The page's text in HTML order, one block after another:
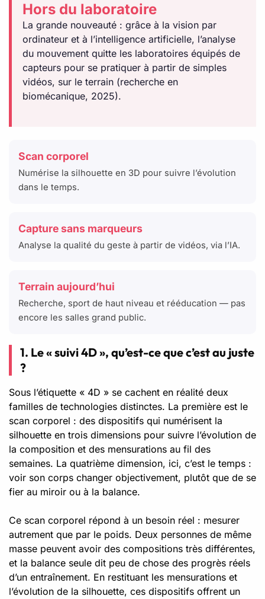
Hors du laboratoire
La grande nouveauté : grâce à la vision par
ordinateur et à l’intelligence artificielle, l’analyse
du mouvement quitte les laboratoires équipés de
capteurs pour se pratiquer à partir de simples
vidéos, sur le terrain (recherche en
biomécanique, 2025).
Scan corporel
Numérise la silhouette en 3D pour suivre l’évolution
dans le temps.
Capture sans marqueurs
Analyse la qualité du geste à partir de vidéos, via l’IA.
Terrain aujourd’hui
Recherche, sport de haut niveau et rééducation — pas
encore les salles grand public.
1. Le « suivi 4D », qu’est-ce que c’est au juste
?
Sous l’étiquette « 4D » se cachent en réalité deux
familles de technologies distinctes. La première est le
scan corporel : des dispositifs qui numérisent la
silhouette en trois dimensions pour suivre l’évolution de
la composition et des mensurations au fil des
semaines. La quatrième dimension, ici, c’est le temps :
voir son corps changer objectivement, plutôt que de se
fier au miroir ou à la balance.
Ce scan corporel répond à un besoin réel : mesurer
autrement que par le poids. Deux personnes de même
masse peuvent avoir des compositions très différentes,
et la balance seule dit peu de chose des progrès réels
d’un entraînement. En restituant les mensurations et
l’évolution de la silhouette, ces dispositifs offrent un